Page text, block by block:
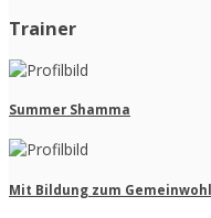
Trainer
Summer Shamma
Mit Bildung zum Gemeinwohl